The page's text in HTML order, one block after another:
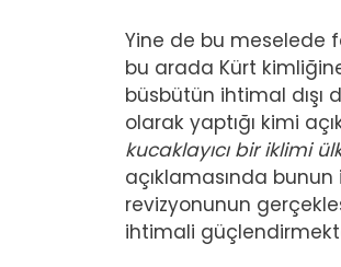
Yine de bu meselede
bu arada Kürt
büsbütün ihtimal dışı
olarak yaptığı kimi
kucaklayıcı bir iklimi
açıklamasında bunun
revizyonunun
ihtimali